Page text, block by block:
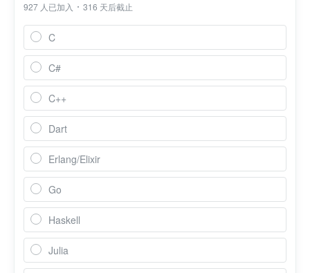
927 人已加入 316 天后截止
C
C#
C++
Dart
Erlang/Elixir
Go
Haskell
Julia